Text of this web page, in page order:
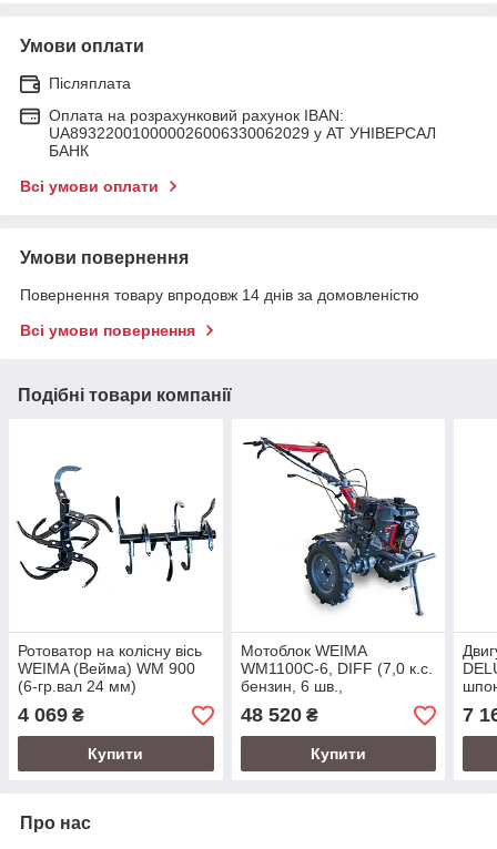
Умови оплати
Післяплата
Оплата на розрахунковий рахунок IBAN:
UA893220010000026006330062029 у АТ УНІВЕРСАЛ
БАНК
Всі умови оплати
Умови повернення
Повернення товару впродовж 14 днів за домовленістю
Всі умови повернення
Подібні товари компанії
Ротоватор на колісну вісь
WEIMA (Вейма) WM 900
(6-гр.вал 24 мм)
4 069 ₴
Купити
Мотоблок WEIMA
WM1100C-6, DIFF (7,0 к.с.
бензин, 6 шв.,
диференціал, колеса
6.50-8)
48 520₴
Купити
7
Про нас